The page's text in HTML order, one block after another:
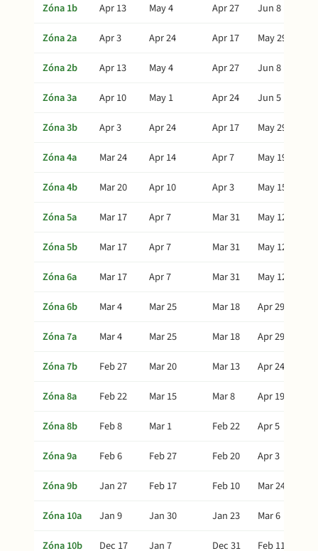
Zóna 1b
Apr 13 May 4 Apr 27
Jun 8
Zóna 2a
Apr 3 Apr 24 Apr 17
May 29
Zóna 2b
Apr 13 May 4 Apr 27
Jun 8
Zóna 3a
Apr 10 May 1 Apr 24
Jun 5
Zóna 3b
Apr 3 Apr 24 Apr 17
May 29
Zóna 4a
Mar 24 Apr 14 Apr 7
May 19
Zóna 4b
Mar 20 Apr 10 Apr 3
May 15
Zóna 5a
Mar 17 Apr 7 Mar 31
May 12
Zóna 5b
Mar 17 Apr 7 Mar 31
May 12
Zóna 6a
Mar 17 Apr 7 Mar 31
May 12
Zóna 6b
Mar 4 Mar 25 Mar 18
Apr 29
Zóna 7a
Mar 4 Mar 25 Mar 18
Apr 29
Zóna 7b
Feb 27 Mar 20 Mar 13
Apr 24
Zóna 8a
Feb 22 Mar 15 Mar 8
Apr 19
Zóna 8b
Feb 8 Mar 1 Feb 22
Apr 5
Zóna 9a
Feb 6 Feb 27 Feb 20
Apr 3
Zóna 9b
Jan 27 Feb 17 Feb 10
Mar 24
Zóna 10a
Jan 9 Jan 30 Jan 23
Mar 6
Zóna 10b
Dec 17 Jan 7 Dec 31 Feb 11